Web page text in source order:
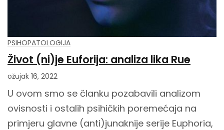
PSIHOPATOLOGIJA
Život (ni)je Euforija: analiza lika Rue
ožujak 16, 2022
U ovom smo se članku pozabavili analizom
ovisnosti i ostalih psihičkih poremećaja na
primjeru glavne (anti)junaknije serije Euphoria,